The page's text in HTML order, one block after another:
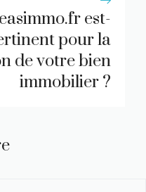
est-
pour la
de votre bien
immobilier ?